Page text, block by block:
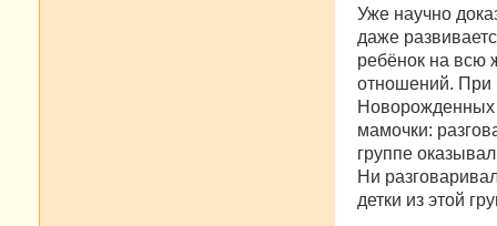
о
щ
е
и
е
Уже научно
даже
ребёнок на всю
отношений. При
Новорожденных
мамочки:
группе
Ни
детки из этой